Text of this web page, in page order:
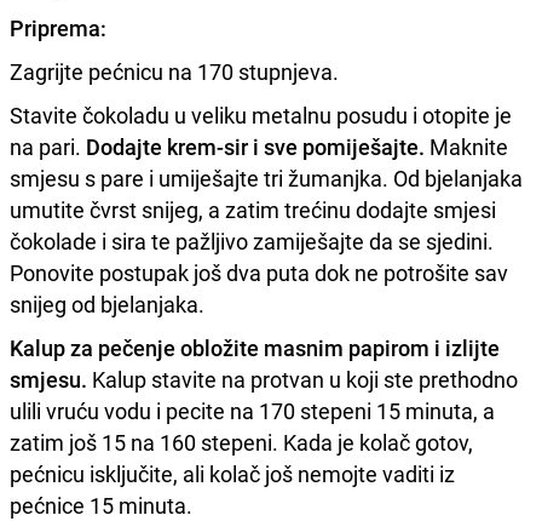
Priprema:
Zagrijte pećnicu na 170 stupnjeva.
Stavite čokoladu u veliku metalnu posudu i otopite je
na pari. Dodajte krem-sir i sve pomiješajte. Maknite
smjesu s pare i umiješajte tri žumanjka. Od bjelanjaka
umutite čvrst snijeg, a zatim trećinu dodajte smjesi
čokolade i sira te pažljivo zamiješajte da se sjedini.
Ponovite postupak još dva puta dok ne potrošite sav
snijeg od bjelanjaka.
Kalup za pečenje obložite masnim papirom i izlijte
smjesu. Kalup stavite na protvan u koji ste prethodno
ulili vruću vodu i pecite na 170 stepeni 15 minuta, a
zatim još 15 na 160 stepeni. Kada je kolač gotov,
pećnicu isključite, ali kolač još nemojte vaditi iz
pećnice 15 minuta.